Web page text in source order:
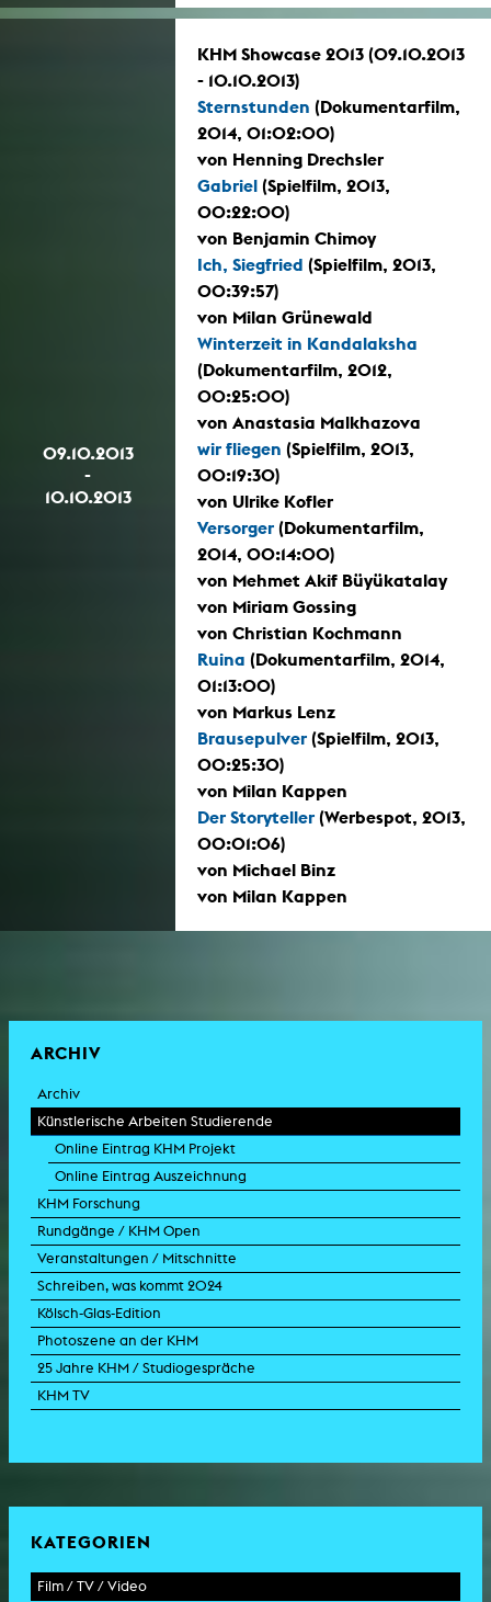
09.10.2013
-
10.10.2013
KHM Showcase 2013 (09.10.2013
- 10.10.2013)
Sternstunden (Dokumentarfilm,
2014, 01:02:00)
von Henning Drechsler
Gabriel (Spielfilm, 2013,
00:22:00)
von Benjamin Chimoy
Ich, Siegfried (Spielfilm, 2013,
00:39:57)
von Milan Grünewald
Winterzeit in Kandalaksha
(Dokumentarfilm, 2012,
00:25:00)
von Anastasia Malkhazova
wir fliegen (Spielfilm, 2013,
00:19:30)
von Ulrike Kofler
Versorger (Dokumentarfilm,
2014, 00:14:00)
von Mehmet Akif Büyükatalay
von Miriam Gossing
von Christian Kochmann
Ruina (Dokumentarfilm, 2014,
01:13:00)
von Markus Lenz
Brausepulver (Spielfilm, 2013,
00:25:30)
von Milan Kappen
Der Storyteller (Werbespot, 2013,
00:01:06)
von Michael Binz
von Milan Kappen
ARCHIV
Archiv
Künstlerische Arbeiten Studierende
Online Eintrag KHM Projekt
Online Eintrag Auszeichnung
KHM Forschung
Rundgänge / KHM Open
Veranstaltungen / Mitschnitte
Schreiben, was kommt 2024
Kölsch-Glas-Edition
Photoszene an der KHM
25 Jahre KHM / Studiogespräche
KHM TV
KATEGORIEN
Film / TV / Video